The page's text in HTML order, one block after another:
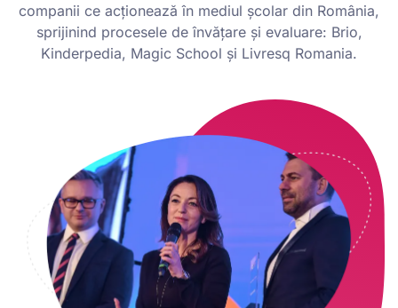
companii ce acționează în mediul școlar din România,
sprijinind procesele de învățare și evaluare: Brio,
Kinderpedia, Magic School și Livresq Romania.